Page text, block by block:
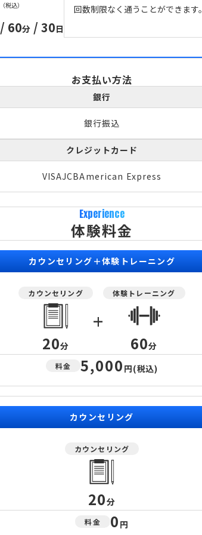
（税込）
/ 60分 / 30日
回数制限なく通うことができます。
お支払い方法
銀行
銀行振込
クレジットカード
VISAJCBAmerican Express
Experience
体験料金
カウンセリング＋体験トレーニング
カウンセリング
20分
+
体験トレーニング
60分
料金 5,000 円(税込)
カウンセリング
カウンセリング
20分
料金 0 円